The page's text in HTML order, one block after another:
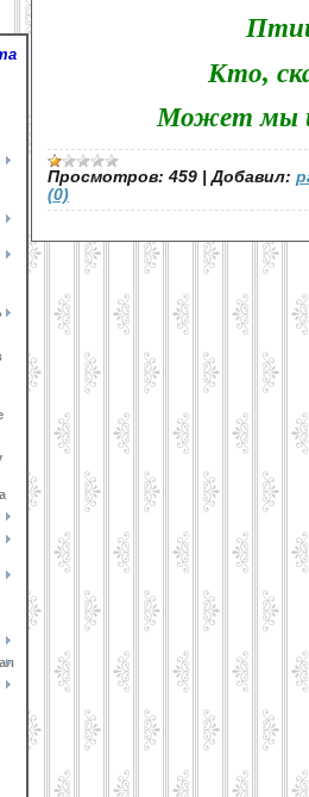
Кто,
Может мы
Просмотров: 459 |Добавил:
(0)